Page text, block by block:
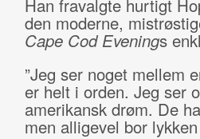
Han fravalgte hurtigt
den moderne,
Cape Cod Evenings
”Jeg ser noget mellem
er helt i orden. Jeg ser
amerikansk drøm. De
men alligevel bor